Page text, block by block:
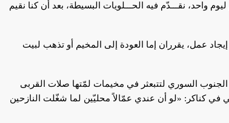
نقـــدّم فيه الحـــلويات البسيطة، بعد أن كنا نقيم
عمل، يقرران إما العودة إلى المخيم أو تذهب لبيت
من الجزيرة إلى الجنوب السوري لتتبعثر في مخيمات لمّتها صلات القربى
في كناكر: «لو أن عندي عمّالاً محليّين لما شغّلت النازحين